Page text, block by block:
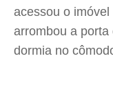
acessou o
arrombou a
dormia no